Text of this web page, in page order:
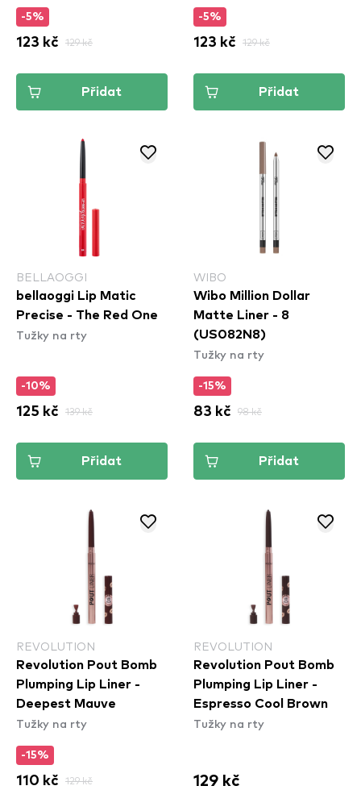
-5%
123 kč 129 kč
Přidat
-5%
123 kč 129 kč
Přidat
BELLAOGGI
bellaoggi Lip Matic
Precise - The Red One
Tužky na rty
-10%
125 kč 139 kč
Přidat
WIBO
Wibo Million Dollar
Matte Liner - 8
(US082N8)
Tužky na rty
-15%
83 kč 98 kč
Přidat
REVOLUTION
Revolution Pout Bomb
Plumping Lip Liner -
Deepest Mauve
Tužky na rty
-15%
110 kč 129 kč
REVOLUTION
Revolution Pout Bomb
Plumping Lip Liner -
Espresso Cool Brown
Tužky na rty
129 kč